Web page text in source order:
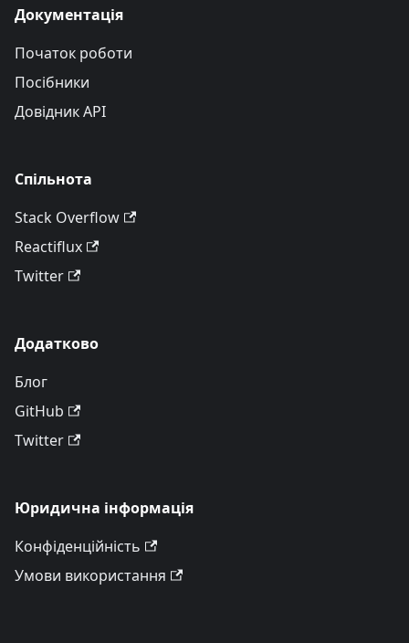
Документація
Початок роботи
Посібники
Довідник API
Спільнота
Stack Overflow
Reactiflux
Twitter
Додатково
Блог
GitHub
Twitter
Юридична інформація
Конфіденційність
Умови використання